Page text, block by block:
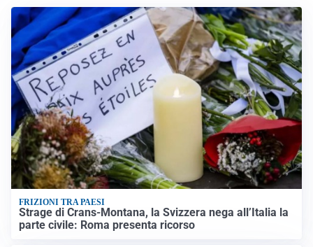
FRIZIONI TRA PAESI
Strage di Crans-Montana, la Svizzera nega all’Italia la
parte civile: Roma presenta ricorso